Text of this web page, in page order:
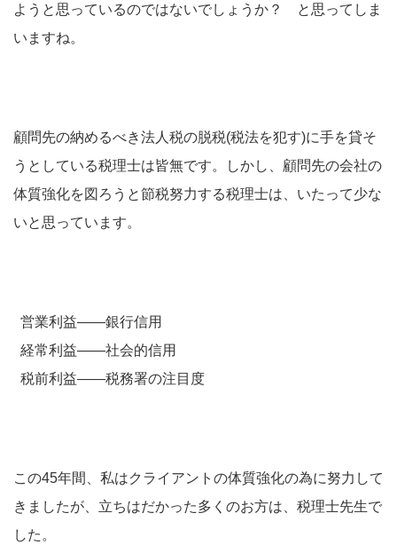
ようと思っているのではないでしょうか？ と思ってしま
いますね。
顧問先の納めるべき法人税の脱税(税法を犯す)に手を貸そ
うとしている税理士は皆無です。しかし、顧問先の会社の
体質強化を図ろうと節税努力する税理士は、いたって少な
いと思っています。
営業利益――銀行信用
経常利益――社会的信用
税前利益――税務署の注目度
この45年間、私はクライアントの体質強化の為に努力して
きましたが、立ちはだかった多くのお方は、税理士先生で
した。